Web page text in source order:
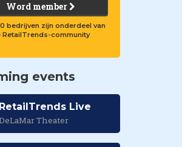
Word member
bedrijven zijn onderdeel van
RetailTrends-community
events
RetailTrends Live
Theater